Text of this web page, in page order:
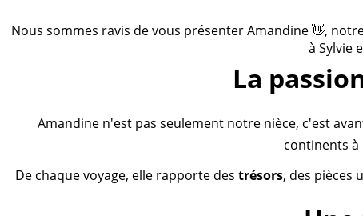
Nous sommes ravis de vous présenter Amandine 👋,
à Sylvie
La
Amandine n'est pas seulement notre nièce, c'est
continents à
De chaque voyage, elle rapporte des trésors, des pièces